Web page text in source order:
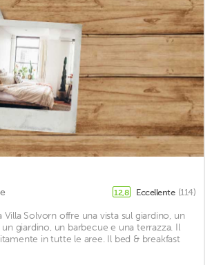
12,8 Eccellente (114)
Villa Solvorn offre una vista sul giardino, un
giardino, un barbecue e una terrazza. Il
in tutte le aree. Il bed & breakfast